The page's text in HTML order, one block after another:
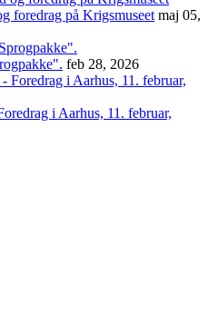
foredrag på Krigsmuseet maj 05,
feb 28, 2026
i Aarhus, 11. februar,